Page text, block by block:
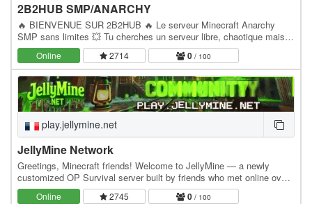
2B2HUB SMP/ANARCHY
🔥 BIENVENUE SUR 2B2HUB 🔥 Le serveur Minecraft Anarchy
SMP sans limites 💥 Tu cherches un serveur libre, chaotique mais
avec des features solides ? 👉 2B2HUB est fait pour…
Online 2714 0 / 100
play.jellymine.net
JellyMine Network
Greetings, Minecraft friends! Welcome to JellyMine — a newly
customized OP Survival server built by friends who met online over
the years. IP: play.jellymine.net - Java…
Online 2745 0 / 100